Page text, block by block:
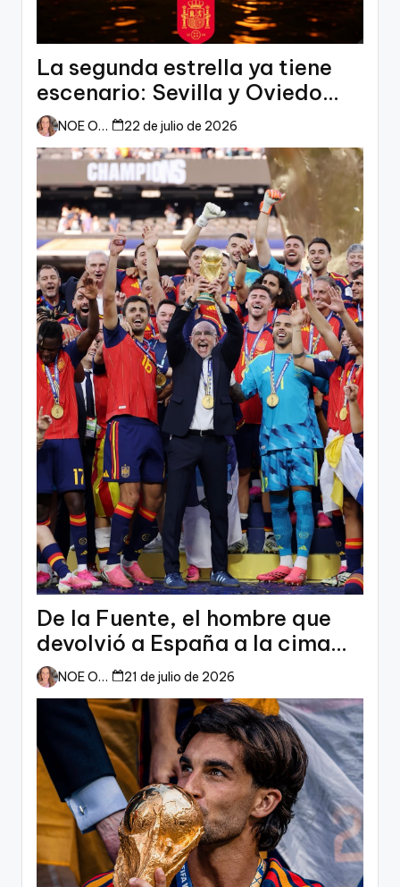
La segunda estrella ya tiene
escenario: Sevilla y Oviedo
esperan a España
NOE ORTIZ 22 de julio de 2026
De la Fuente, el hombre que
devolvió a España a la cima
del mundo
NOE ORTIZ 21 de julio de 2026